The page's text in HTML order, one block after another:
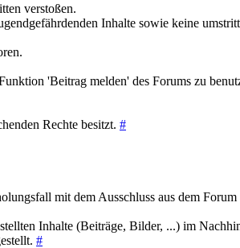
verstoßen.
Inhalte sowie keine
'Beitrag melden' des Forums zu
Rechte besitzt. #
mit dem Ausschluss aus dem Forum
Inhalte (Beiträge, Bilder, ...) im
#